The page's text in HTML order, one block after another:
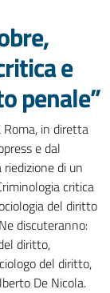
e
penale”
Roma, in diretta
e dal
di un
critica
del diritto
discuteranno:
diritto,
del diritto,
De Nicola.